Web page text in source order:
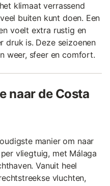
klimaat verrassend
buiten kunt doen. Een
voelt extra rustig en
druk is. Deze seizoenen
weer, sfeer en comfort.
naar de Costa
manier om naar
vliegtuig, met Málaga
Vanuit heel
vluchten,